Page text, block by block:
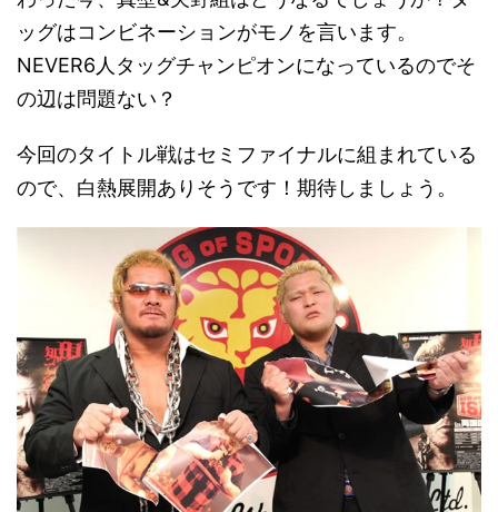
ッグはコンビネーションがモノを言います。
NEVER6人タッグチャンピオンになっているのでそ
の辺は問題ない？
今回のタイトル戦はセミファイナルに組まれている
ので、白熱展開ありそうです！期待しましょう。